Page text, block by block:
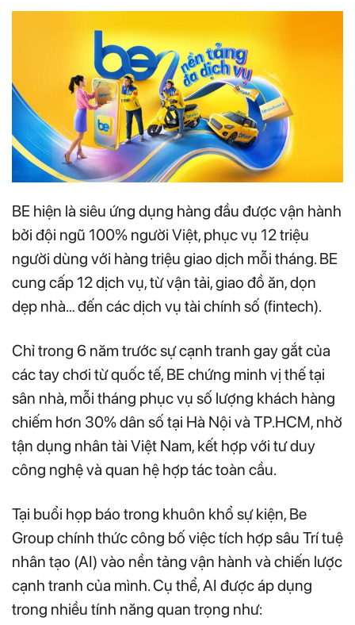
BE hiện là siêu ứng dụng hàng đầu được vận hành
bởi đội ngũ 100% người Việt, phục vụ 12 triệu
người dùng với hàng triệu giao dịch mỗi tháng. BE
cung cấp 12 dịch vụ, từ vận tải, giao đồ ăn, dọn
dẹp nhà… đến các dịch vụ tài chính số (fintech).
Chỉ trong 6 năm trước sự cạnh tranh gay gắt của
các tay chơi từ quốc tế, BE chứng minh vị thế tại
sân nhà, mỗi tháng phục vụ số lượng khách hàng
chiếm hơn 30% dân số tại Hà Nội và TP.HCM, nhờ
tận dụng nhân tài Việt Nam, kết hợp với tư duy
công nghệ và quan hệ hợp tác toàn cầu.
Tại buổi họp báo trong khuôn khổ sự kiện, Be
Group chính thức công bố việc tích hợp sâu Trí tuệ
nhân tạo (AI) vào nền tảng vận hành và chiến lược
cạnh tranh của mình. Cụ thể, AI được áp dụng
trong nhiều tính năng quan trọng như: